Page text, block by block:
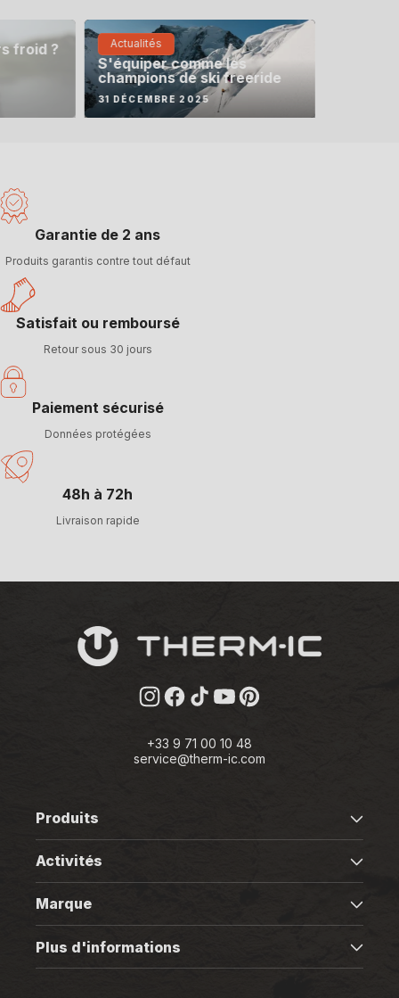
froid ? Actualités
S'équiper comme les
champions de ski freeride
31 DÉCEMBRE 2025
Garantie de 2 ans
Produits garantis contre tout défaut
Satisfait ou remboursé
Retour sous 30 jours
Paiement sécurisé
Données protégées
48h à 72h
Livraison rapide
InstagramFacebook
TikTokYouTubePinterest
+33 9 71 00 10 48
service@therm-ic.com
Produits
Activités
Marque
Plus d'informations